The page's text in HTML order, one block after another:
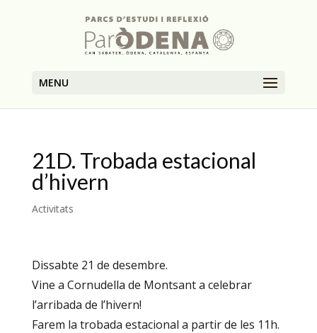
MENU
21D. Trobada estacional
d’hivern
Activitats
Dissabte 21 de desembre.
Vine a Cornudella de Montsant a celebrar
l’arribada de l’hivern!
Farem la trobada estacional a partir de les 11h.